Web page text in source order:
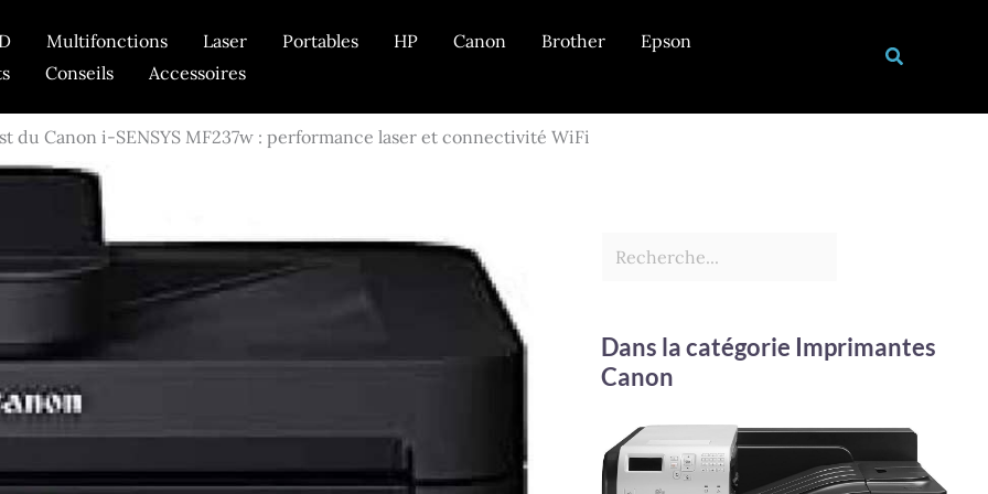
Multifonctions Laser Portables HP Canon Brother
Epson
Conseils Accessoires
du Canon i-SENSYS MF237w : performance laser et connectivité WiFi
Dans la catégorie Imprimantes
Canon